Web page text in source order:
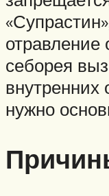
отравление
себорея
внутренних
нужно